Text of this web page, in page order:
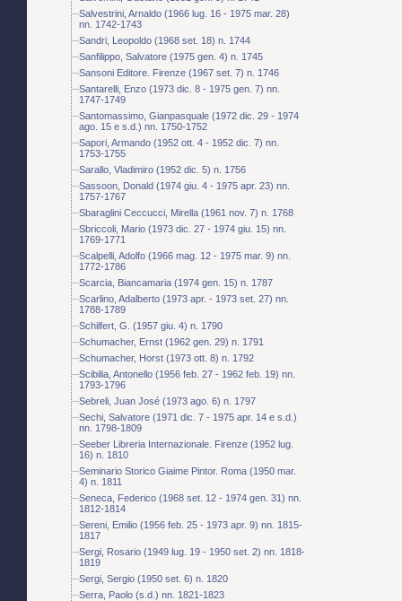
Salvestrini, Arnaldo (1966 lug. 16 - 1975 mar. 28)
nn. 1742-1743
Sandri, Leopoldo (1968 set. 18) n. 1744
Sanfilippo, Salvatore (1975 gen. 4) n. 1745
Sansoni Editore. Firenze (1967 set. 7) n. 1746
Santarelli, Enzo (1973 dic. 8 - 1975 gen. 7) nn.
1747-1749
Santomassimo, Gianpasquale (1972 dic. 29 - 1974
ago. 15 e s.d.) nn. 1750-1752
Sapori, Armando (1952 ott. 4 - 1952 dic. 7) nn.
1753-1755
Sarallo, Vladimiro (1952 dic. 5) n. 1756
Sassoon, Donald (1974 giu. 4 - 1975 apr. 23) nn.
1757-1767
Sbaraglini Ceccucci, Mirella (1961 nov. 7) n. 1768
Sbriccoli, Mario (1973 dic. 27 - 1974 giu. 15) nn.
1769-1771
Scalpelli, Adolfo (1966 mag. 12 - 1975 mar. 9) nn.
1772-1786
Scarcia, Biancamaria (1974 gen. 15) n. 1787
Scarlino, Adalberto (1973 apr. - 1973 set. 27) nn.
1788-1789
Schilfert, G. (1957 giu. 4) n. 1790
Schumacher, Ernst (1962 gen. 29) n. 1791
Schumacher, Horst (1973 ott. 8) n. 1792
Scibilia, Antonello (1956 feb. 27 - 1962 feb. 19) nn.
1793-1796
Sebreli, Juan José (1973 ago. 6) n. 1797
Sechi, Salvatore (1971 dic. 7 - 1975 apr. 14 e s.d.)
nn. 1798-1809
Seeber Libreria Internazionale. Firenze (1952 lug.
16) n. 1810
Seminario Storico Giaime Pintor. Roma (1950 mar.
4) n. 1811
Seneca, Federico (1968 set. 12 - 1974 gen. 31) nn.
1812-1814
Sereni, Emilio (1956 feb. 25 - 1973 apr. 9) nn. 1815-
1817
Sergi, Rosario (1949 lug. 19 - 1950 set. 2) nn. 1818-
1819
Sergi, Sergio (1950 set. 6) n. 1820
Serra, Paolo (s.d.) nn. 1821-1823